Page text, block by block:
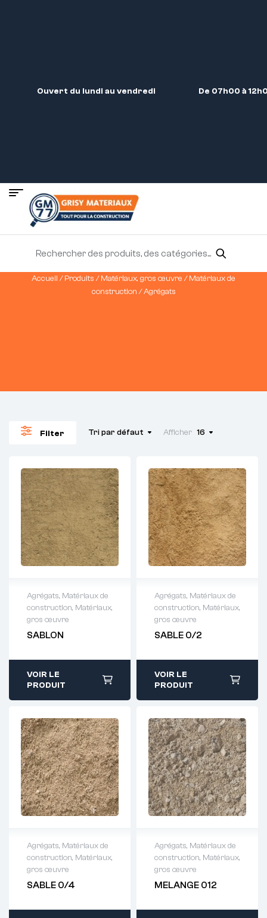
Ouvert du lundi au vendredi De 07h00 à
Accueil /Produits /Matériaux, gros œuvre /Matériaux de
construction / Agrégats
Filter Tri par défaut Afficher 16
Agrégats, Matériaux de
construction, Matériaux,
gros œuvre
SABLON
Demande de
93 38
VOIR LE
PRODUIT
Agrégats, Matériaux de
construction, Matériaux,
gros œuvre
SABLE 0/2
Demande de
93 38
VOIR LE
PRODUIT
Agrégats, Matériaux de
construction, Matériaux,
gros œuvre
SABLE 0/4
Demande de
93 38
Agrégats, Matériaux de
construction, Matériaux,
gros œuvre
MELANGE 012
Demande de
93 38